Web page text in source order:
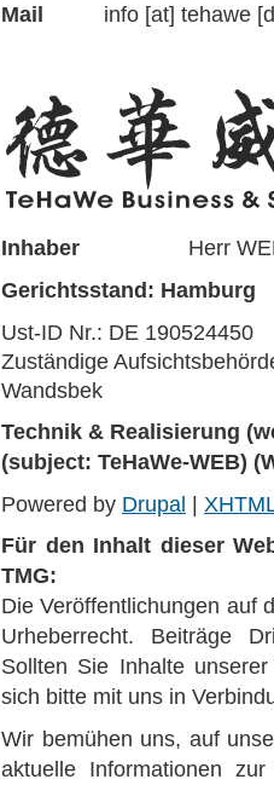
Mail
info [at] tehawe
Inhaber Herr
Gerichtsstand: Hamburg
Ust-ID Nr.: DE 190524450
Zuständige
Wandsbek
Technik & Realisierung (
(subject: TeHaWe-WEB)
Powered by Drupal |
Für den Inhalt dieser
TMG:
Die Veröffentlichungen auf
Urheberrecht. Beiträge
Sollten Sie Inhalte
sich bitte mit uns in
Wir bemühen uns, auf
aktuelle Informationen